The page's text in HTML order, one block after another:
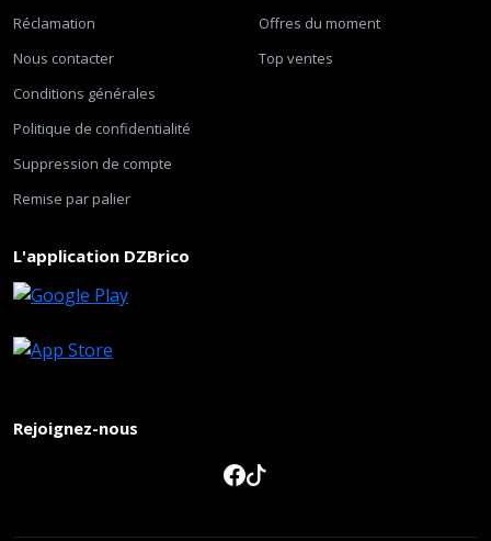
Réclamation
Nous contacter
Conditions générales
Politique de confidentialité
Suppression de compte
Remise par palier
Offres du moment
Top ventes
L'application DZBrico
Rejoignez-nous